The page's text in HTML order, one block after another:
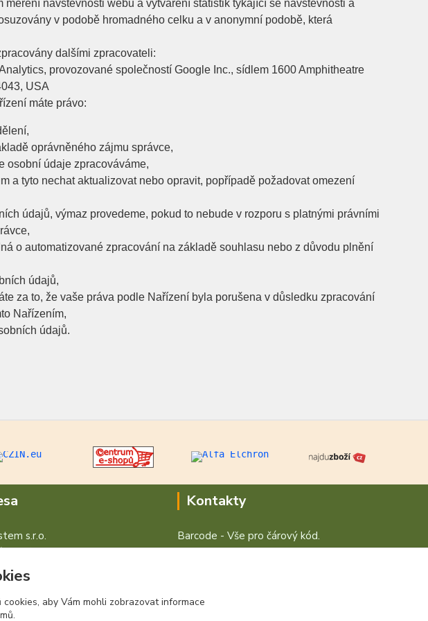
návštěvnosti webu a vytváření statistik týkající se návštěvnosti a
v podobě hromadného celku a v anonymní podobě, která
dalšími zpracovateli:
provozované společností Google Inc., sídlem 1600 Amphitheatre
USA
máte právo:
oprávněného zájmu správce,
osobní údaje zpracováváme,
a tyto nechat aktualizovat nebo opravit, popřípadě požadovat omezení
údajů, výmaz provedeme, pokud to nebude v rozporu s platnými právními
o automatizované zpracování na základě souhlasu nebo z důvodu plnění
údajů,
za to, že vaše práva podle Nařízení byla porušena v důsledku zpracování
Nařízením,
údajů.
s.r.o.
776/ 30
nad Labem
Kontakty
Barcode - Vše pro čárový kód.
cookies, aby Vám mohli zobrazovat informace